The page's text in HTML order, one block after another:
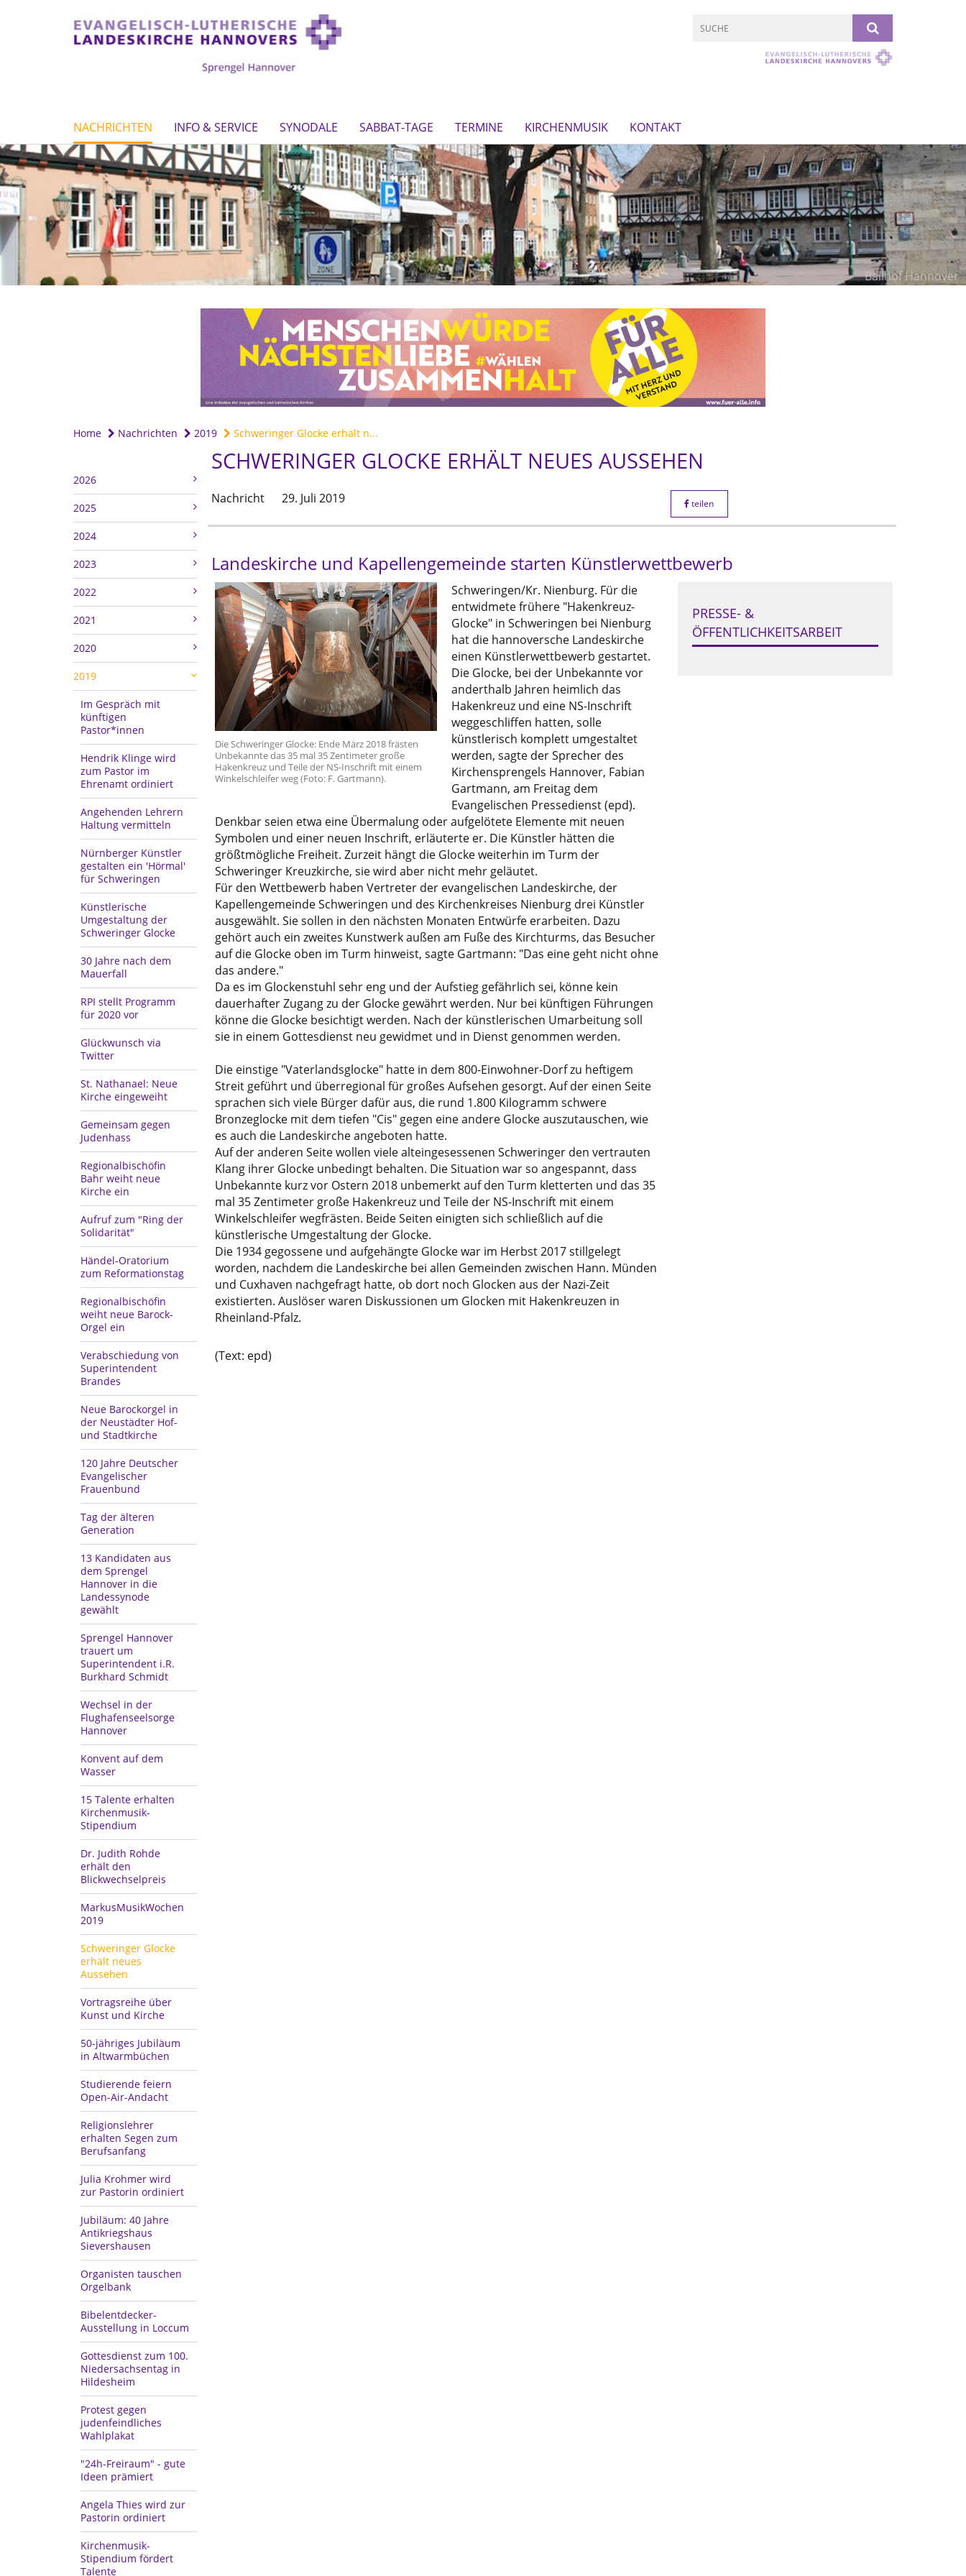
NACHRICHTEN INFO & SERVICE SYNODALE SABBAT-TAGE TERMINE KIRCHENMUSIK KONTAKT
Ballhof Hannover
Home Nachrichten 2019 Schweringer Glocke erhält n...
2026
2025
2024
2023
2022
2021
2020
2019
Im Gespräch mit
künftigen
Pastor*innen
Hendrik Klinge wird
zum Pastor im
Ehrenamt ordiniert
Angehenden Lehrern
Haltung vermitteln
Nürnberger Künstler
gestalten ein 'Hörmal'
für Schweringen
Künstlerische
Umgestaltung der
Schweringer Glocke
30 Jahre nach dem
Mauerfall
RPI stellt Programm
für 2020 vor
Glückwunsch via
Twitter
St. Nathanael: Neue
Kirche eingeweiht
Gemeinsam gegen
Judenhass
Regionalbischöfin
Bahr weiht neue
Kirche ein
Aufruf zum "Ring der
Solidarität"
Händel-Oratorium
zum Reformationstag
Regionalbischöfin
weiht neue Barock-
Orgel ein
Verabschiedung von
Superintendent
Brandes
Neue Barockorgel in
der Neustädter Hof-
und Stadtkirche
120 Jahre Deutscher
Evangelischer
Frauenbund
Tag der älteren
Generation
13 Kandidaten aus
dem Sprengel
Hannover in die
Landessynode
gewählt
Sprengel Hannover
trauert um
Superintendent i.R.
Burkhard Schmidt
Wechsel in der
Flughafenseelsorge
Hannover
Konvent auf dem
Wasser
15 Talente erhalten
Kirchenmusik-
Stipendium
Dr. Judith Rohde
erhält den
Blickwechselpreis
MarkusMusikWochen
2019
Schweringer Glocke
erhält neues
Aussehen
Vortragsreihe über
Kunst und Kirche
50-jähriges Jubiläum
in Altwarmbüchen
Studierende feiern
Open-Air-Andacht
Religionslehrer
erhalten Segen zum
Berufsanfang
Julia Krohmer wird
zur Pastorin ordiniert
Jubiläum: 40 Jahre
Antikriegshaus
Sievershausen
Organisten tauschen
Orgelbank
Bibelentdecker-
Ausstellung in Loccum
Gottesdienst zum 100.
Niedersachsentag in
Hildesheim
Protest gegen
judenfeindliches
Wahlplakat
"24h-Freiraum" - gute
Ideen prämiert
Angela Thies wird zur
Pastorin ordiniert
Kirchenmusik-
Stipendium fördert
Talente
SCHWERINGER GLOCKE ERHÄLT NEUES AUSSEHEN
Nachricht 29. Juli 2019 teilen
Landeskirche und Kapellengemeinde starten Künstlerwettbewerb
Die Schweringer Glocke: Ende März 2018 frästen
Unbekannte das 35 mal 35 Zentimeter große
Hakenkreuz und Teile der NS-Inschrift mit einem
Winkelschleifer weg (Foto: F. Gartmann).
Schweringen/Kr. Nienburg. Für die
entwidmete frühere "Hakenkreuz-
Glocke" in Schweringen bei Nienburg
hat die hannoversche Landeskirche
einen Künstlerwettbewerb gestartet.
Die Glocke, bei der Unbekannte vor
anderthalb Jahren heimlich das
Hakenkreuz und eine NS-Inschrift
weggeschliffen hatten, solle
künstlerisch komplett umgestaltet
werden, sagte der Sprecher des
Kirchensprengels Hannover, Fabian
Gartmann, am Freitag dem
Evangelischen Pressedienst (epd).
Denkbar seien etwa eine Übermalung oder aufgelötete Elemente mit neuen
Symbolen und einer neuen Inschrift, erläuterte er. Die Künstler hätten die
größtmögliche Freiheit. Zurzeit hängt die Glocke weiterhin im Turm der
Schweringer Kreuzkirche, sie wird aber nicht mehr geläutet.
Für den Wettbewerb haben Vertreter der evangelischen Landeskirche, der
Kapellengemeinde Schweringen und des Kirchenkreises Nienburg drei Künstler
ausgewählt. Sie sollen in den nächsten Monaten Entwürfe erarbeiten. Dazu
gehört auch ein zweites Kunstwerk außen am Fuße des Kirchturms, das Besucher
auf die Glocke oben im Turm hinweist, sagte Gartmann: "Das eine geht nicht ohne
das andere."
Da es im Glockenstuhl sehr eng und der Aufstieg gefährlich sei, könne kein
dauerhafter Zugang zu der Glocke gewährt werden. Nur bei künftigen Führungen
könne die Glocke besichtigt werden. Nach der künstlerischen Umarbeitung soll
sie in einem Gottesdienst neu gewidmet und in Dienst genommen werden.
Die einstige "Vaterlandsglocke" hatte in dem 800-Einwohner-Dorf zu heftigem
Streit geführt und überregional für großes Aufsehen gesorgt. Auf der einen Seite
sprachen sich viele Bürger dafür aus, die rund 1.800 Kilogramm schwere
Bronzeglocke mit dem tiefen "Cis" gegen eine andere Glocke auszutauschen, wie
es auch die Landeskirche angeboten hatte.
Auf der anderen Seite wollen viele alteingesessenen Schweringer den vertrauten
Klang ihrer Glocke unbedingt behalten. Die Situation war so angespannt, dass
Unbekannte kurz vor Ostern 2018 unbemerkt auf den Turm kletterten und das 35
mal 35 Zentimeter große Hakenkreuz und Teile der NS-Inschrift mit einem
Winkelschleifer wegfrästen. Beide Seiten einigten sich schließlich auf die
künstlerische Umgestaltung der Glocke.
Die 1934 gegossene und aufgehängte Glocke war im Herbst 2017 stillgelegt
worden, nachdem die Landeskirche bei allen Gemeinden zwischen Hann. Münden
und Cuxhaven nachgefragt hatte, ob dort noch Glocken aus der Nazi-Zeit
existierten. Auslöser waren Diskussionen um Glocken mit Hakenkreuzen in
Rheinland-Pfalz.
(Text: epd)
PRESSE- &
ÖFFENTLICHKEITSARBEIT